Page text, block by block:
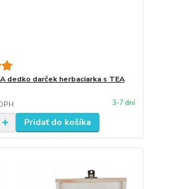
dedko darček herbaciarka s TEA
3-7 dní
Pridať do košíka